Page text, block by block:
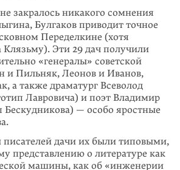
закралось никакого сомнения
Булгаков приводит точное
Переделкине (хотя
Клязьму). Эти 29 дач получили
«генералы» советской
и Пильняк, Леонов и Иванов,
а также драматург Всеволод
Лавровича) и поэт Владимир
— особо яростные
писателей дачи их были типовыми,
пред­ставлению о литературе как
машины, как об «инженерии